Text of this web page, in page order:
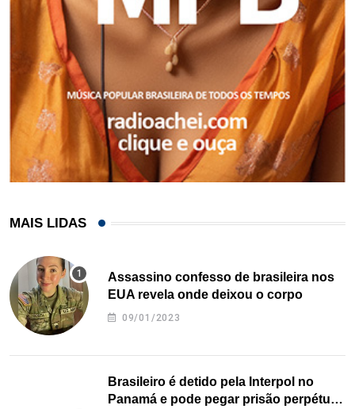
MAIS LIDAS
Assassino confesso de brasileira nos
EUA revela onde deixou o corpo
09/01/2023
Brasileiro é detido pela Interpol no
Panamá e pode pegar prisão perpétua